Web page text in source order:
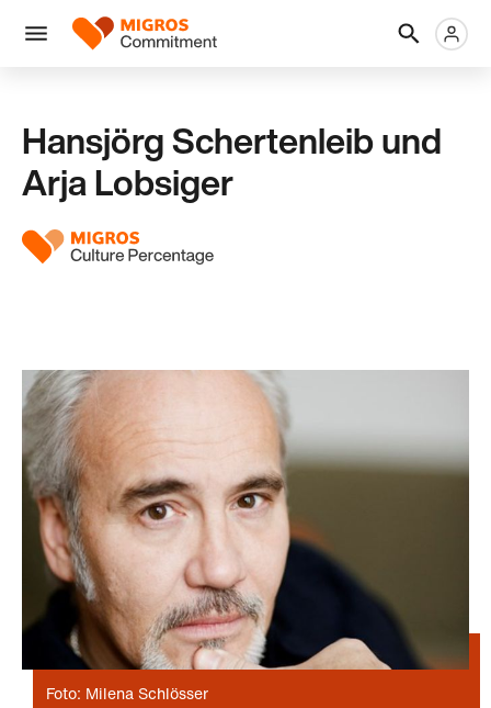
links
navigation
Men
Logo
Hansjörg Schertenleib und
Arja Lobsiger
Foto: Milena Schlösser